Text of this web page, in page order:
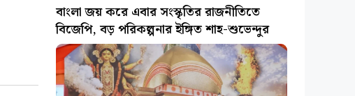
বাংলা জয় করে এবার সংস্কৃতির রাজনীতিতে
বিজেপি, বড় পরিকল্পনার ইঙ্গিত শাহ-শুভেন্দুর